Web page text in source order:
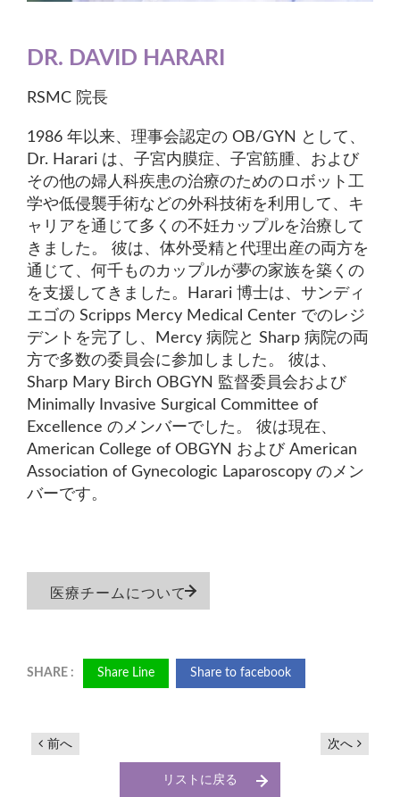
DR. DAVID HARARI
RSMC 院長
1986 年以来、理事会認定の OB/GYN として、
Dr. Harari は、子宮内膜症、子宮筋腫、および
その他の婦人科疾患の治療のためのロボット工
学や低侵襲手術などの外科技術を利用して、キ
ャリアを通じて多くの不妊カップルを治療して
きました。 彼は、体外受精と代理出産の両方を
通じて、何千ものカップルが夢の家族を築くの
を支援してきました。Harari 博士は、サンディ
エゴの Scripps Mercy Medical Center でのレジ
デントを完了し、Mercy 病院と Sharp 病院の両
方で多数の委員会に参加しました。 彼は、
Sharp Mary Birch OBGYN 監督委員会および
Minimally Invasive Surgical Committee of
Excellence のメンバーでした。 彼は現在、
American College of OBGYN および American
Association of Gynecologic Laparoscopy のメン
バーです。
医療チームについて
Share Line Share to facebook
前へ 次へ
リストに戻る